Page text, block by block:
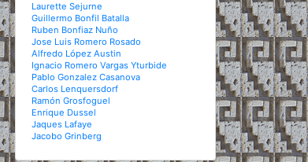
Laurette Sejurne
Guillermo Bonfil Batalla
Ruben Bonfiaz Nuño
Jose Luis Romero Rosado
Alfredo López Austin
Ignacio Romero Vargas Yturbide
Pablo Gonzalez Casanova
Carlos Lenquersdorf
Ramón Grosfoguel
Enrique Dussel
Jaques Lafaye
Jacobo Grinberg